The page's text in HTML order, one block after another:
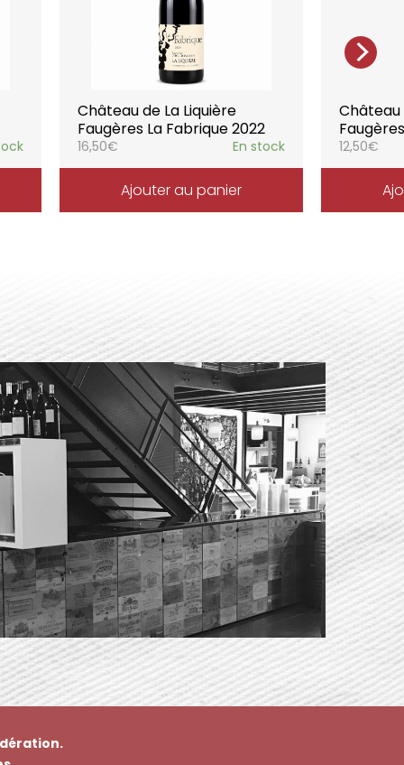
Château de La Liquière
Faugères La Fabrique 2022
16,50€ En stock
Ajouter au panier
Château
12,50€